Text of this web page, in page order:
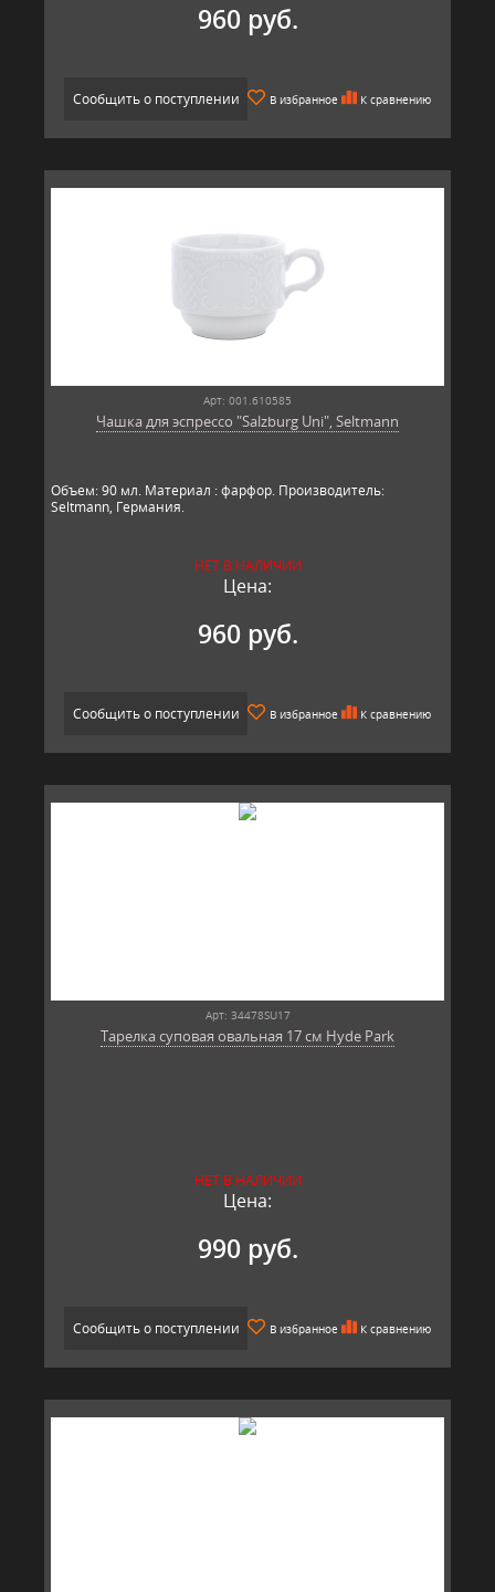
960 руб.
Сообщить о поступлении В избранное К сравнению
Арт: 001.610585
Чашка для эспрессо "Salzburg Uni", Seltmann
​Объем: 90 мл. Материал : фарфор. Производитель:
Seltmann, Германия.​
НЕТ В НАЛИЧИИ
Цена:
960 руб.
Сообщить о поступлении В избранное К сравнению
Арт: 34478SU17
Тарелка суповая овальная 17 см Hyde Park
НЕТ В НАЛИЧИИ
Цена:
990 руб.
Сообщить о поступлении В избранное К сравнению